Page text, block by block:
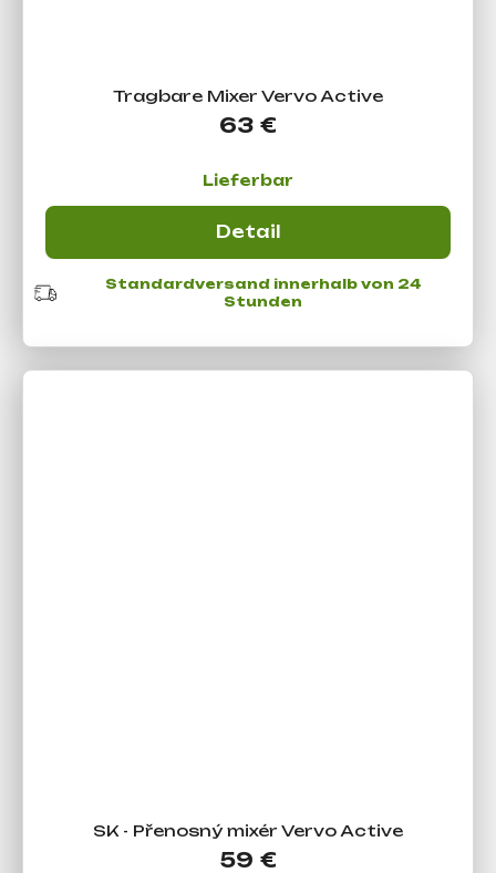
Tragbare Mixer Vervo Active
63 €
Lieferbar
Detail
Standardversand innerhalb von 24
Stunden
SK - Přenosný mixér Vervo Active
59 €